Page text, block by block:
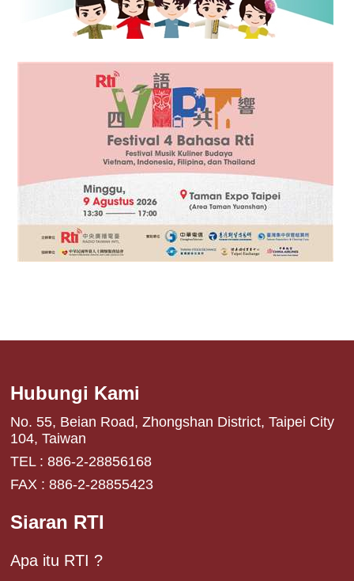
Hubungi Kami
No. 55, Beian Road, Zhongshan District, Taipei City
104, Taiwan
TEL : 886-2-28856168
FAX : 886-2-28855423
Siaran RTI
Apa itu RTI ?